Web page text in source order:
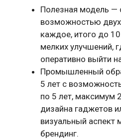
Полезная модель —
возможностью
каждое, итого до
мелких улучшений,
оперативно выйти
Промышленный
5 лет с
по 5 лет, максимум
дизайна гаджетов
визуальный аспект
брендинг.